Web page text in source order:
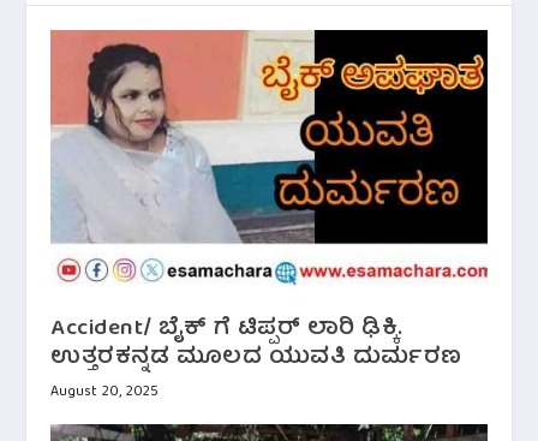
Accident/ ಬೈಕ್ ಗೆ ಟಿಪ್ಪರ್ ಲಾರಿ ಢಿಕ್ಕಿ.
ಉತ್ತರಕನ್ನಡ ಮೂಲದ ಯುವತಿ ದುರ್ಮರಣ
August 20, 2025